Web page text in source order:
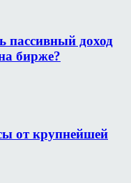
пассивный доход
бирже?
от крупнейшей